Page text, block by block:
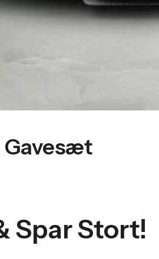
Gavesæt
Spar Stort!